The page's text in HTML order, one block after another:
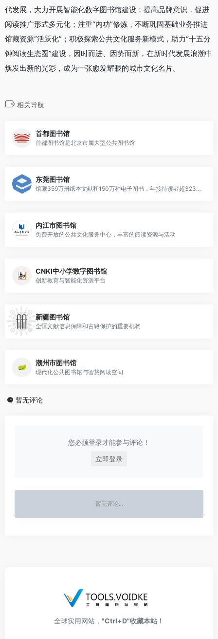
代发展，大力开展智能化数字图书馆建设；提高品牌意识，促进
阅读推广形式多元化；注重“内功”修炼，不断巩固基础业务推进
馆藏资源“活跃化”；积极探索公共文化服务新模式，助力“十五分
钟阅读生态圈”建设，因时而进、因势而新，在新时代发展浪潮中
焕发出新的光彩，成为一张愈发耀眼的城市文化名片。
相关导航
首都图书馆
首都图书馆是北京市属大型公共图书馆
东莞图书馆
馆藏359万册纸本文献和150万种电子图书，年接待读者超323万人次
内江市图书馆
免费开放的公共文化服务中心，丰富的阅读资源与活动
CNKI中小学数字图书馆
创新教育与智能化资源平台
新疆图书馆
全疆文献信息保障和古籍保护的重要机构
潮州市图书馆
现代化公共图书馆与智慧阅读空间
暂无评论
您必须登录才能参与评论！
立即登录
暂无评论...
全球实用网站， "Ctrl+D"收藏本站！